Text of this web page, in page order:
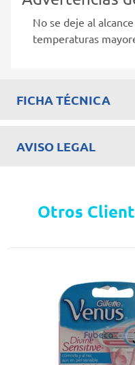
No se deje al
temperaturas
FICHA TÉCNICA
AVISO LEGAL
Otros